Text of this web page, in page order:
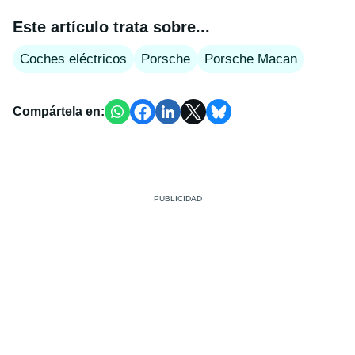
Este artículo trata sobre...
Coches eléctricos Porsche Porsche Macan
Compártela en: